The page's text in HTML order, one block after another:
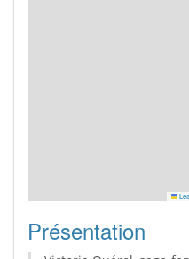
Présentation